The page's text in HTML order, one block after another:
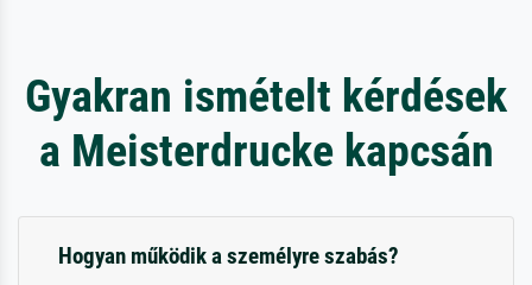
Gyakran ismételt kérdések
a Meisterdrucke kapcsán
Hogyan működik a személyre szabás?